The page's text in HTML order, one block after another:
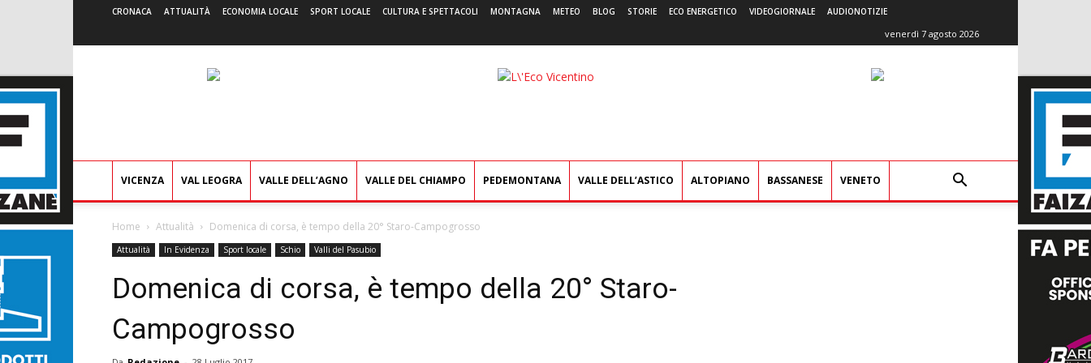
CRONACA ATTUALITÀ ECONOMIA LOCALE SPORT LOCALE CULTURA E SPETTACOLI MONTAGNA METEO BLOG STORIE ECO ENERGETICO VIDEOGIORNALE AUDIONOTIZIE
venerdì 7 agosto 2026
L'Eco
VICENZA VAL LEOGRA VALLE DELL’AGNO VALLE DEL CHIAMPO PEDEMONTANA VALLE DELL’ASTICO ALTOPIANO BASSANESE VENETO
Home Attualità Domenica di corsa, è tempo della 20° Staro-Campogrosso
Attualità In Evidenza Sport locale Schio Valli del Pasubio
Domenica di corsa, è tempo della 20° Staro-
Campogrosso